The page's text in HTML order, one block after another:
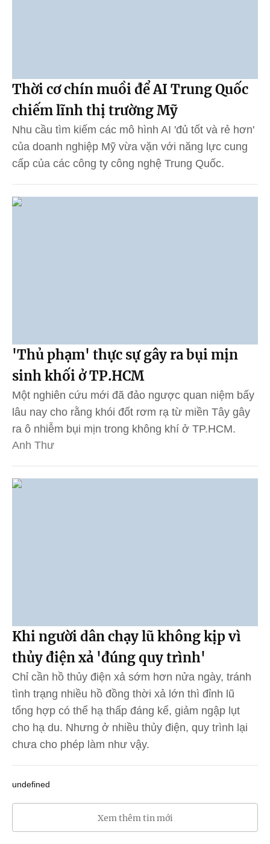
Thời cơ chín muồi để AI Trung Quốc
chiếm lĩnh thị trường Mỹ
Nhu cầu tìm kiếm các mô hình AI 'đủ tốt và rẻ hơn'
của doanh nghiệp Mỹ vừa vặn với năng lực cung
cấp của các công ty công nghệ Trung Quốc.
'Thủ phạm' thực sự gây ra bụi mịn
sinh khối ở TP.HCM
Một nghiên cứu mới đã đảo ngược quan niệm bấy
lâu nay cho rằng khói đốt rơm rạ từ miền Tây gây
ra ô nhiễm bụi mịn trong không khí ở TP.HCM.
Anh Thư
Khi người dân chạy lũ không kịp vì
thủy điện xả 'đúng quy trình'
Chỉ cần hồ thủy điện xả sớm hơn nửa ngày, tránh
tình trạng nhiều hồ đồng thời xả lớn thì đỉnh lũ
tổng hợp có thể hạ thấp đáng kể, giảm ngập lụt
cho hạ du. Nhưng ở nhiều thủy điện, quy trình lại
chưa cho phép làm như vậy.
undefined
Xem thêm tin mới